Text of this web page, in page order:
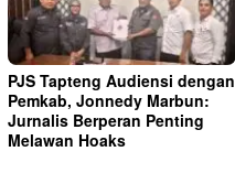
PJS Tapteng Audiensi dengan
Pemkab, Jonnedy Marbun:
Jurnalis Berperan Penting
Melawan Hoaks